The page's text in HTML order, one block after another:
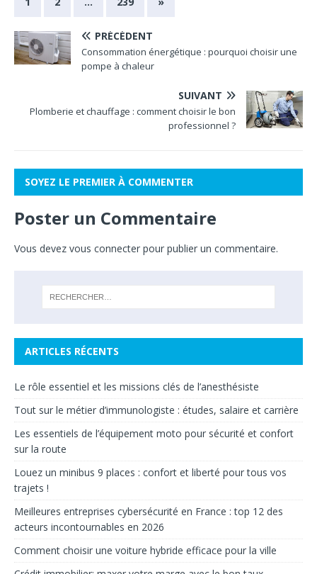
PRÉCÉDENT
Consommation énergétique : pourquoi choisir une
pompe à chaleur
SUIVANT
Plomberie et chauffage : comment choisir le bon
professionnel ?
SOYEZ LE PREMIER À COMMENTER
Poster un Commentaire
Vous devez vous connecter pour publier un commentaire.
ARTICLES RÉCENTS
Le rôle essentiel et les missions clés de l’anesthésiste
Tout sur le métier d’immunologiste : études, salaire et carrière
Les essentiels de l’équipement moto pour sécurité et confort
sur la route
Louez un minibus 9 places : confort et liberté pour tous vos
trajets !
Meilleures entreprises cybersécurité en France : top 12 des
acteurs incontournables en 2026
Comment choisir une voiture hybride efficace pour la ville